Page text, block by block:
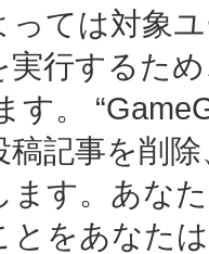
っては対象
行するた
す。
記事を削
ます。あな
とをあなた